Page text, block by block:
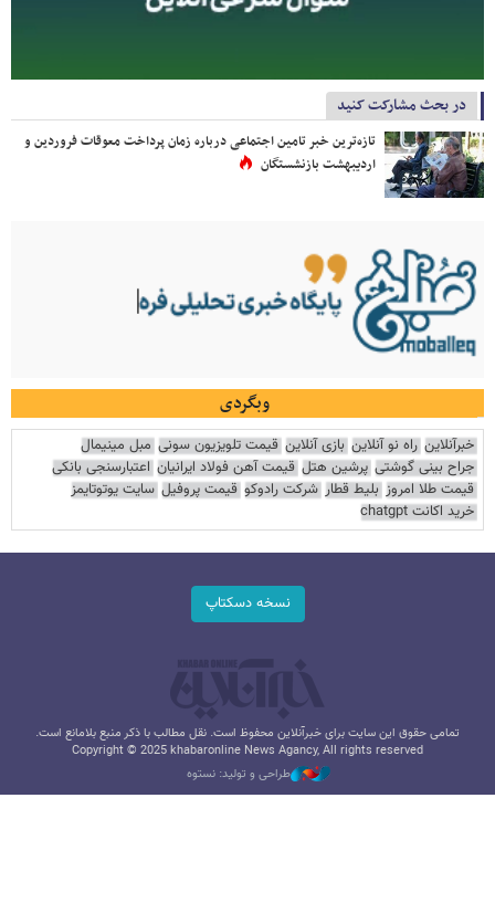
در بحث مشارکت کنید
تازه‌ترین خبر تامین اجتماعی درباره زمان پرداخت معوقات فروردین و
اردیبهشت بازنشستگان
وبگردی
خبرآنلاین راه نو آنلاین بازی آنلاین قیمت تلویزیون سونی مبل مینیمال
جراح بینی گوشتی پرشین هتل قیمت آهن فولاد ایرانیان اعتبارسنجی بانکی
قیمت طلا امروز بلیط قطار شرکت رادوکو قیمت پروفیل سایت یوتوتایمز
خرید اکانت chatgpt
نسخه دسکتاپ
تمامی حقوق این سایت برای خبرآنلاین محفوظ است. نقل مطالب با ذکر منبع بلامانع است.
Copyright © 2025 khabaronline News Agancy, All rights reserved
طراحی و تولید: نستوه